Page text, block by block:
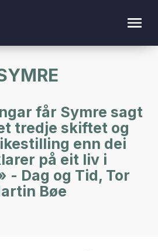
får Symre sagt
tredje skiftet og
enn dei
på eit liv i
- Dag og Tid, Tor
Bøe